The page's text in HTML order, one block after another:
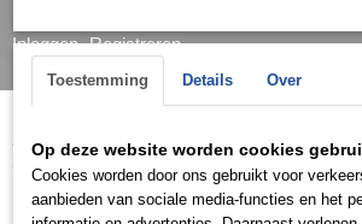
Inloggen Registreren
Home > > Trouwringen / Wedding Ck
S024
Toestemming Details Over
Op deze website worden cookies
Cookies worden door ons gebruikt voor
aanbieden van sociale media-functies en het